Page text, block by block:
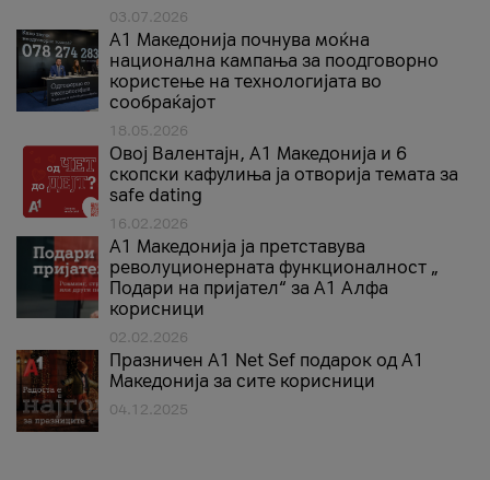
03.07.2026
A1 Македонија почнува моќна
национална кампања за поодговорно
користење на технологијата во
сообраќајот
18.05.2026
Овој Валентајн, A1 Македонија и 6
скопски кафулиња ја отворија темата за
safe dating
16.02.2026
А1 Македонија ја претставува
револуционерната функционалност „
Подари на пријател“ за А1 Алфа
корисници
02.02.2026
Празничен A1 Net Sеf подарок од А1
Македонија за сите корисници
04.12.2025